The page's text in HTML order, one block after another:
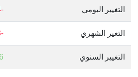
التغيير اليومي -0.34 %
التغير الشهري -1.13 %
التغيير السنوي